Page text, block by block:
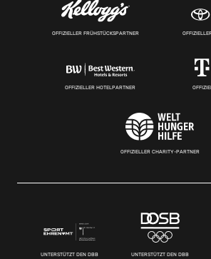
OFFIZIELLER FRÜHSTÜCKSPARTNER
OFFIZIELLER HOTELPARTNER
OFFIZIELLER CHARITY-PARTNER
UNTERSTÜTZT DEN DBB UNTERSTÜTZT DEN DBB